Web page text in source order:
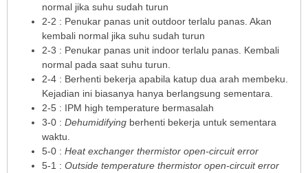
normal jika suhu sudah turun
2-2 : Penukar panas unit outdoor terlalu panas. Akan
kembali normal jika suhu sudah turun
2-3 : Penukar panas unit indoor terlalu panas. Kembali
normal pada saat suhu turun.
2-4 : Berhenti bekerja apabila katup dua arah membeku.
Kejadian ini biasanya hanya berlangsung sementara.
2-5 : IPM high temperature bermasalah
3-0 : Dehumidifying berhenti bekerja untuk sementara
waktu.
5-0 : Heat exchanger thermistor open-circuit error
5-1 : Outside temperature thermistor open-circuit error